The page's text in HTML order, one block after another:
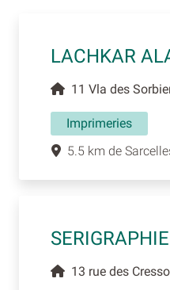
LACHKAR
11 Vla des
Imprimeries
5.5 km de
13 rue des